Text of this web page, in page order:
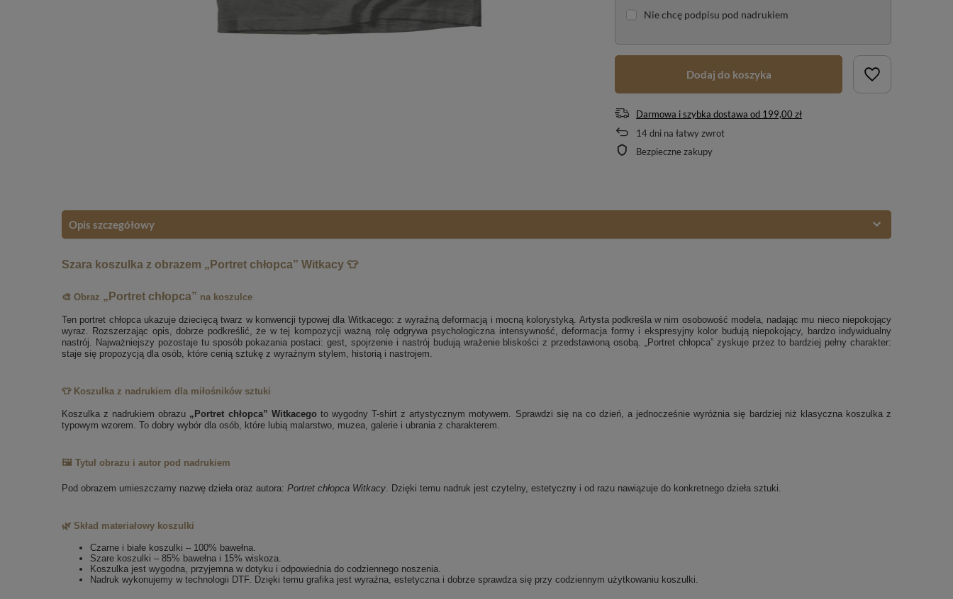
Nie chcę podpisu pod nadrukiem
Dodaj do koszyka
Darmowa i szybka dostawa od 199,00 zł
14dni na łatwy zwrot
Bezpieczne zakupy
Opis szczegółowy
Szara koszulka z obrazem „Portret chłopca” Witkacy 👕
🎨 Obraz „Portret chłopca” na koszulce
Ten portret chłopca ukazuje dziecięcą twarz w konwencji typowej dla Witkacego: z wyraźną deformacją i mocną kolorystyką. Artysta podkreśla w nim osobowość modela, nadając mu nieco niepokojący
wyraz. Rozszerzając opis, dobrze podkreślić, że w tej kompozycji ważną rolę odgrywa psychologiczna intensywność, deformacja formy i ekspresyjny kolor budują niepokojący, bardzo indywidualny
nastrój. Najważniejszy pozostaje tu sposób pokazania postaci: gest, spojrzenie i nastrój budują wrażenie bliskości z przedstawioną osobą. „Portret chłopca” zyskuje przez to bardziej pełny charakter:
staje się propozycją dla osób, które cenią sztukę z wyraźnym stylem, historią i nastrojem.
👕 Koszulka z nadrukiem dla miłośników sztuki
Koszulka z nadrukiem obrazu „Portret chłopca” Witkacegoto wygodny T-shirt z artystycznym motywem. Sprawdzi się na co dzień, a jednocześnie wyróżnia się bardziej niż klasyczna koszulka z
typowym wzorem. To dobry wybór dla osób, które lubią malarstwo, muzea, galerie i ubrania z charakterem.
🖼️ Tytuł obrazu i autor pod nadrukiem
Pod obrazem umieszczamy nazwę dzieła oraz autora: Portret chłopca Witkacy . Dzięki temu nadruk jest czytelny, estetyczny i od razu nawiązuje do konkretnego dzieła sztuki.
🌿 Skład materiałowy koszulki
Czarne i białe koszulki – 100% bawełna.
Szare koszulki – 85% bawełna i 15% wiskoza.
Koszulka jest wygodna, przyjemna w dotyku i odpowiednia do codziennego noszenia.
Nadruk wykonujemy w technologii DTF. Dzięki temu grafika jest wyraźna, estetyczna i dobrze sprawdza się przy codziennym użytkowaniu koszulki.